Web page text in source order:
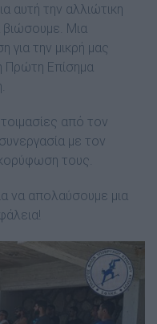
αυτή την αλλιώτικη
βιώσουμε. Μια
την μικρή μας
Πρώτη Επίσημα
από τον
με τον
τους.
να απολαύσουμε μια